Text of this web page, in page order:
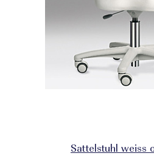
Sattelstuhl weiss